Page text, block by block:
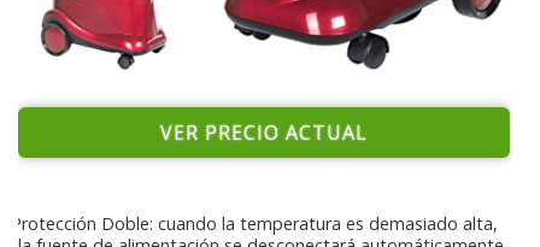
VER PRECIO ACTUAL
Protección Doble: cuando la temperatura es demasiado alta,